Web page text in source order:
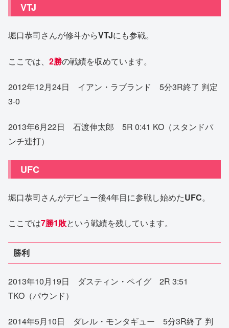
VTJ
堀口恭司さんが修斗からVTJにも参戦。
ここでは、 2勝の戦績を収めています。
2012年12月24日 イアン・ラブランド 5分3R終了 判定
3-0
2013年6月22日 石渡伸太郎 5R 0:41 KO（スタンドパ
ンチ連打）
UFC
堀口恭司さんがデビュー後4年目に参戦し始めたUFC。
ここでは7勝1敗という戦績を残しています。
勝利
2013年10月19日 ダスティン・ペイグ 2R 3:51
TKO（パウンド）
2014年5月10日 ダレル・モンタギュー 5分3R終了 判